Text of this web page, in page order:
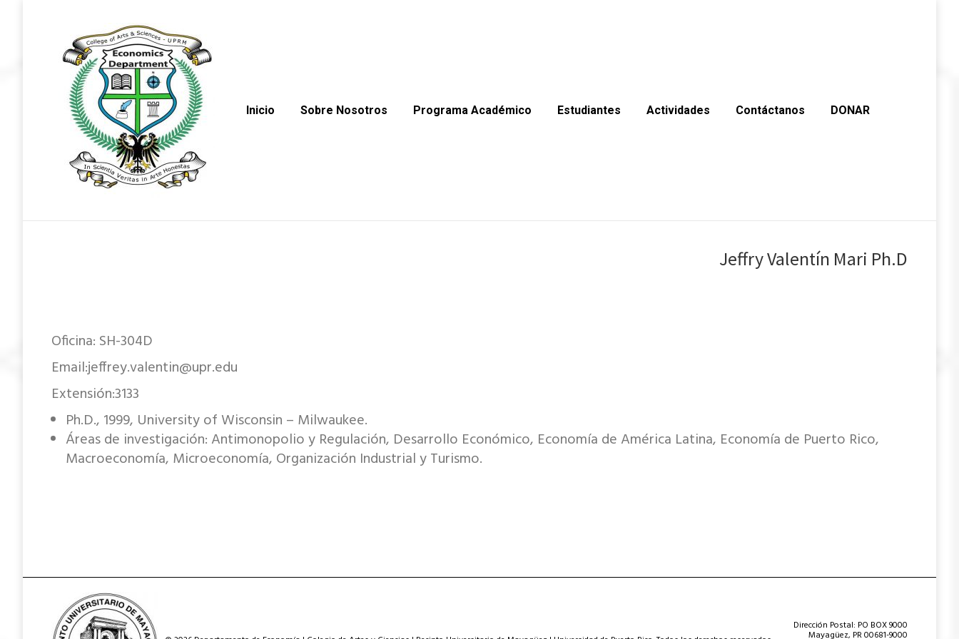
Inicio Sobre Nosotros Programa Académico Estudiantes Actividades Contáctanos DONAR
Jeffry Valentín Mari Ph.D
Oficina: SH-304D
Email:jeffrey.valentin@upr.edu
Extensión:3133
Ph.D., 1999, University of Wisconsin – Milwaukee.
Áreas de investigación: Antimonopolio y Regulación, Desarrollo Económico, Economía de América Latina, Economía de Puerto Rico,
Macroeconomía, Microeconomía, Organización Industrial y Turismo.
Dirección Postal: PO BOX 9000
Mayagüez, PR 00681-9000